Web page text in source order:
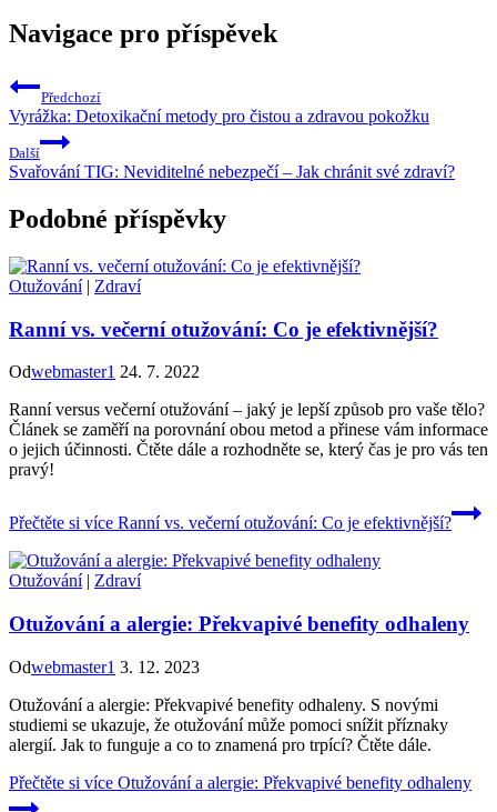
Navigace pro příspěvek
Předchozí
Vyrážka: Detoxikační metody pro čistou a zdravou pokožku
Další
Svařování TIG: Neviditelné nebezpečí – Jak chránit své zdraví?
Podobné příspěvky
Otužování| Zdraví
Ranní vs. večerní otužování: Co je efektivnější?
Odwebmaster1 24. 7. 2022
Ranní versus večerní otužování – jaký je lepší způsob pro vaše tělo?
Článek se zaměří na porovnání obou metod a přinese vám informace
o jejich účinnosti. Čtěte dále a rozhodněte se, který čas je pro vás ten
pravý!
Přečtěte si více Ranní vs. večerní otužování: Co je efektivnější?
Otužování| Zdraví
Otužování a alergie: Překvapivé benefity odhaleny
Odwebmaster1 3. 12. 2023
Otužování a alergie: Překvapivé benefity odhaleny. S novými
studiemi se ukazuje, že otužování může pomoci snížit příznaky
alergií. Jak to funguje a co to znamená pro trpící? Čtěte dále.
Přečtěte si více Otužování a alergie: Překvapivé benefity odhaleny